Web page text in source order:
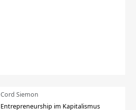
Cord Siemon
Entrepreneurship im Kapitalismus